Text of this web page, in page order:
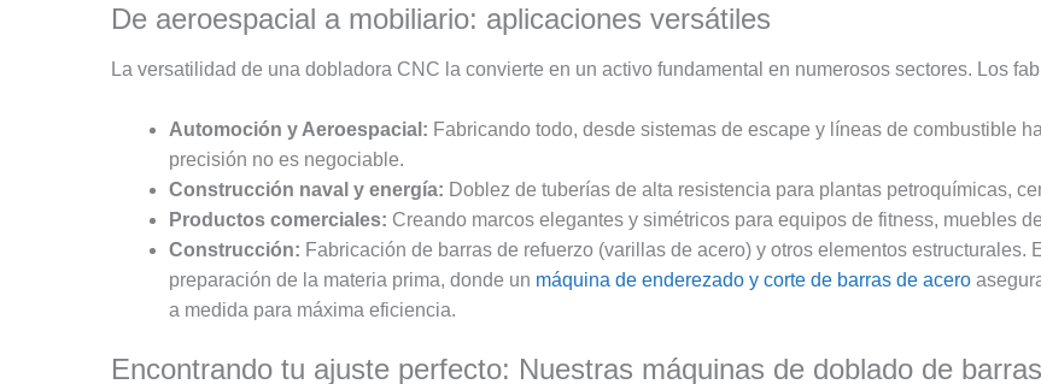
De aeroespacial a mobiliario: aplicaciones versátiles
La versatilidad de una dobladora CNC la convierte en un activo fundamental en numerosos sectores. Los
Automoción y Aeroespacial: Fabricando todo, desde sistemas de escape y líneas de combustible
precisión no es negociable.
Construcción naval y energía: Doblez de tuberías de alta resistencia para plantas petroquímicas,
Productos comerciales: Creando marcos elegantes y simétricos para equipos de fitness, muebles
Construcción: Fabricación de barras de refuerzo (varillas de acero) y otros elementos
preparación de la materia prima, donde un máquina de enderezado y corte de barras de acero
a medida para máxima eficiencia.
Encontrando tu ajuste perfecto: Nuestras máquinas de doblado de